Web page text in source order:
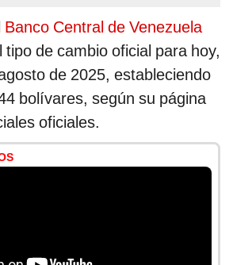
Banco Central de Venezuela
tipo de cambio oficial para hoy,
de 2025, estableciendo
bolívares, según su página
oficiales.